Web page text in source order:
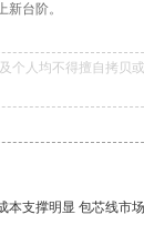
台阶。
个人均不得擅自拷贝
本支撑明显 包芯线市